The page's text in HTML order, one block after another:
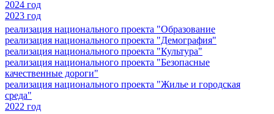
2024 год
2023 год
реализация национального проекта "Образование
реализация национального проекта "Демография"
реализация национального проекта "Культура"
реализация национального проекта "Безопасные
качественные дороги"
реализация национального проекта "Жилье и городская
среда"
2022 год